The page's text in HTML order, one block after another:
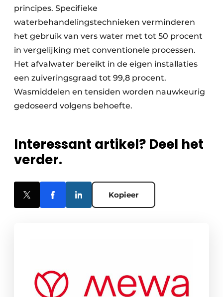
principes. Specifieke
waterbehandelingstechnieken verminderen
het gebruik van vers water met tot 50 procent
in vergelijking met conventionele processen.
Het afvalwater bereikt in de eigen installaties
een zuiveringsgraad tot 99,8 procent.
Wasmiddelen en tensiden worden nauwkeurig
gedoseerd volgens behoefte.
Interessant artikel? Deel het
verder.
Kopieer